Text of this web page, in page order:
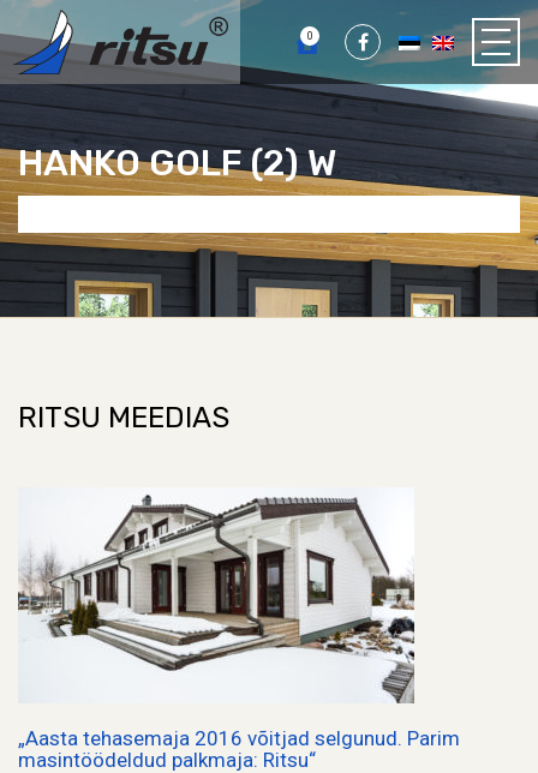
0
HANKO GOLF (2) W
RITSU MEEDIAS
„Aasta tehasemaja 2016 võitjad selgunud. Parim
masintöödeldud palkmaja: Ritsu“